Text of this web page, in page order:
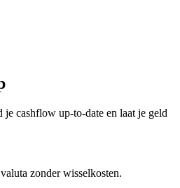
je cashflow up-to-date en laat je geld
zonder wisselkosten.